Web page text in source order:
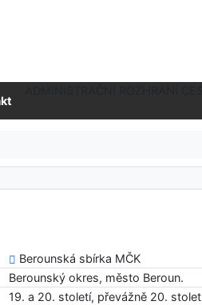
Berounská sbírka MČK
Berounský okres, město Beroun.
19. a 20. století, převážně 20.